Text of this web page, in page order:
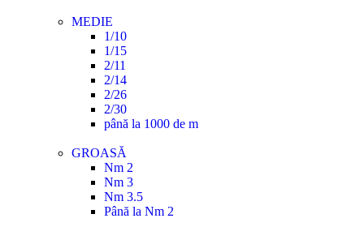
MEDIE
1/10
1/15
2/11
2/14
2/26
2/30
până la 1000 de m
GROASĂ
Nm 2
Nm 3
Nm 3.5
Până la Nm 2